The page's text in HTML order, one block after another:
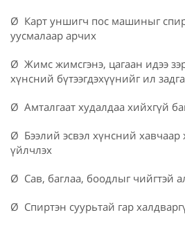
Ø Карт уншигч пос машиныг
уусмалаар арчих
Ø Жимс жимсгэнэ, цагаан идээ
хүнсний бүтээгдэхүүнийг ил
Ø Амталгаат худалдаа хийхгүй
Ø Бээлий эсвэл хүнсний хавчаар
үйлчлэх
Ø Сав, баглаа, боодлыг чийгтэй
Ø Спиртэн суурьтай гар